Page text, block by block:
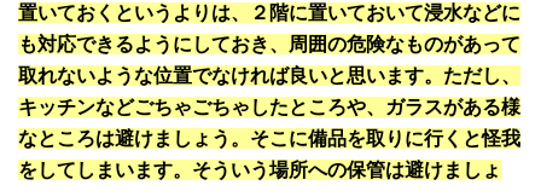
置いておくというよりは、２階に置いておいて浸水などに
も対応できるようにしておき、周囲の危険なものがあって
取れないような位置でなければ良いと思います。ただし、
キッチンなどごちゃごちゃしたところや、ガラスがある様
なところは避けましょう。そこに備品を取りに行くと怪我
をしてしまいます。そういう場所への保管は避けましょ